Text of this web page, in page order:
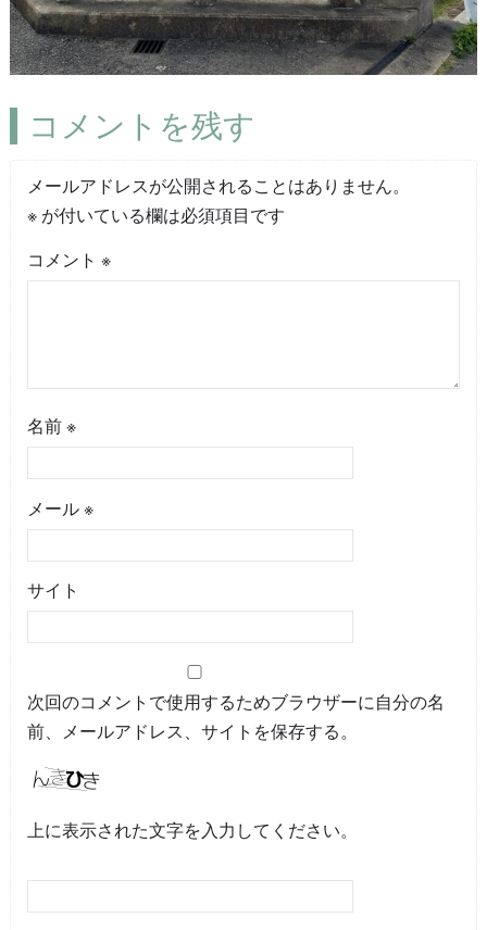
コメントを残す
メールアドレスが公開されることはありません。
※が付いている欄は必須項目です
コメント ※
名前 ※
メール ※
サイト
次回のコメントで使用するためブラウザーに自分の名
前、メールアドレス、サイトを保存する。
上に表示された文字を入力してください。